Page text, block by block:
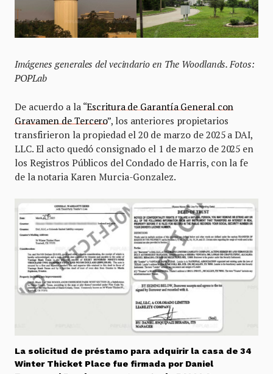
Imágenes generales del vecindario en The Woodlands. Fotos:
POPLab
De acuerdo a la “Escritura de Garantía General con
Gravamen de Tercero”, los anteriores propietarios
transfirieron la propiedad el 20 de marzo de 2025 a DAI,
LLC. El acto quedó consignado el 1 de marzo de 2025 en
los Registros Públicos del Condado de Harris, con la fe
de la notaria Karen Murcia-Gonzalez.
La solicitud de préstamo para adquirir la casa de 34
Winter Thicket Place fue firmada por Daniel